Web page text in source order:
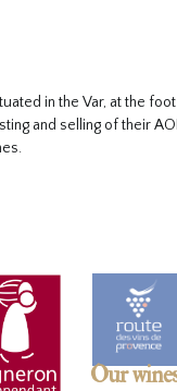
in the Var, at the
and selling of their
Our